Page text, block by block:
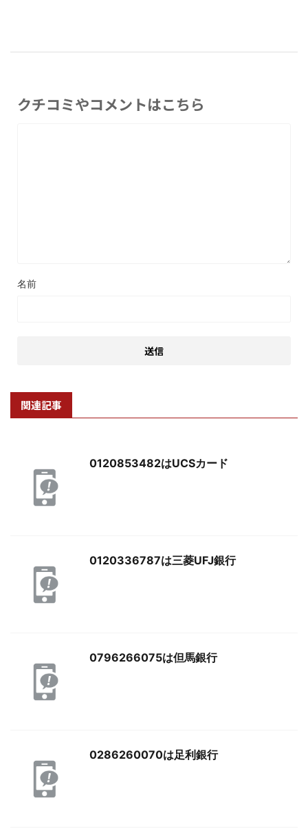
クチコミやコメントはこちら
名前
関連記事
0120853482はUCSカード
0120336787は三菱UFJ銀行
0796266075は但馬銀行
0286260070は足利銀行